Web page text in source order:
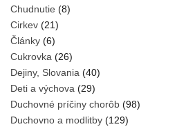
Chudnutie (8)
Cirkev (21)
Články (6)
Cukrovka (26)
Dejiny, Slovania (40)
Deti a výchova (29)
Duchovné príčiny chorôb (98)
Duchovno a modlitby (129)